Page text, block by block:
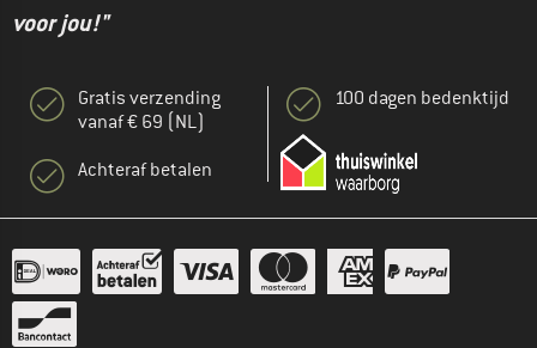
voor jou!"
Gratis verzending
vanaf € 69 (NL)
Achteraf betalen
100 dagen bedenktijd